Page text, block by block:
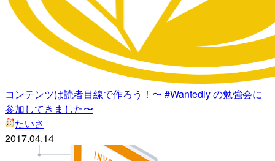
コンテンツは読者目線で作ろう！〜 #Wantedly の勉強会に
参加してきました〜
たいさ
2017.04.14